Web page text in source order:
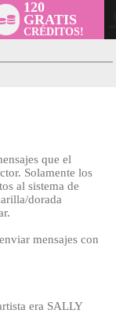
120
GRATIS
CRÉDITOS!
que el
Solamente los
al sistema de
dorada
mensajes con
era SALLY